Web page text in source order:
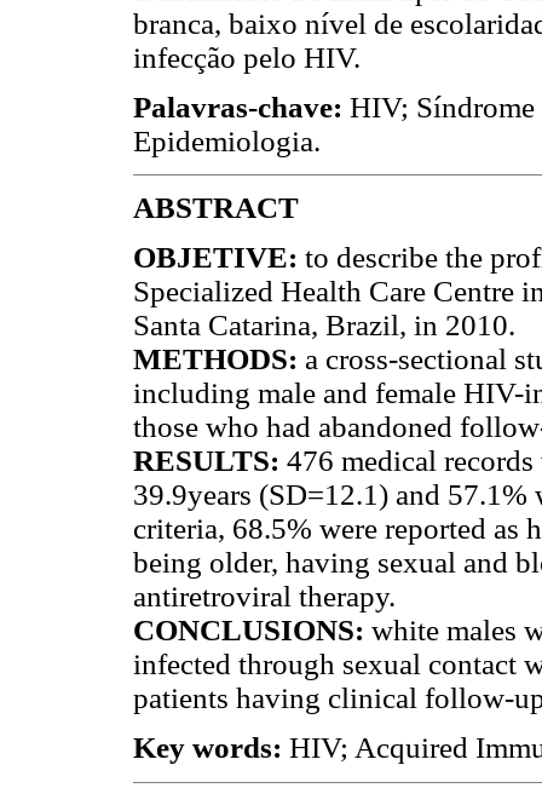
branca, baixo nível de
infecção pelo HIV.
Palavras-chave: HIV;
Epidemiologia.
ABSTRACT
OBJETIVE: to describe the
Specialized Health Care Centre
Santa Catarina, Brazil, in 2010.
METHODS: a cross-sectional
including male and female HIV-
those who had abandoned
RESULTS: 476 medical records
39.9years (SD=12.1) and
criteria, 68.5% were reported as
being older, having sexual and
antiretroviral therapy.
CONCLUSIONS: white males
infected through sexual contact
patients having clinical follow-
Key words: HIV; Acquired